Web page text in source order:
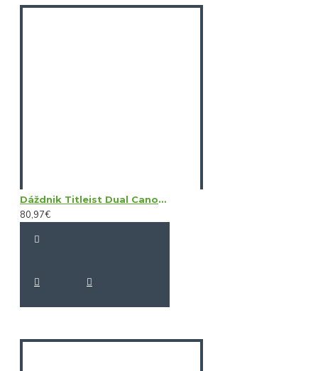
Dáždnik Titleist Dual Canopy
80,97€